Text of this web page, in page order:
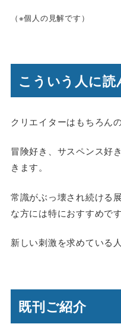
（※個人の見解です）
こういう人に
クリエイターはもちろんの
冒険好き、サスペンス好
きます。
常識がぶっ壊され続ける
な方には特におすすめで
新しい刺激を求めている人
既刊ご紹介